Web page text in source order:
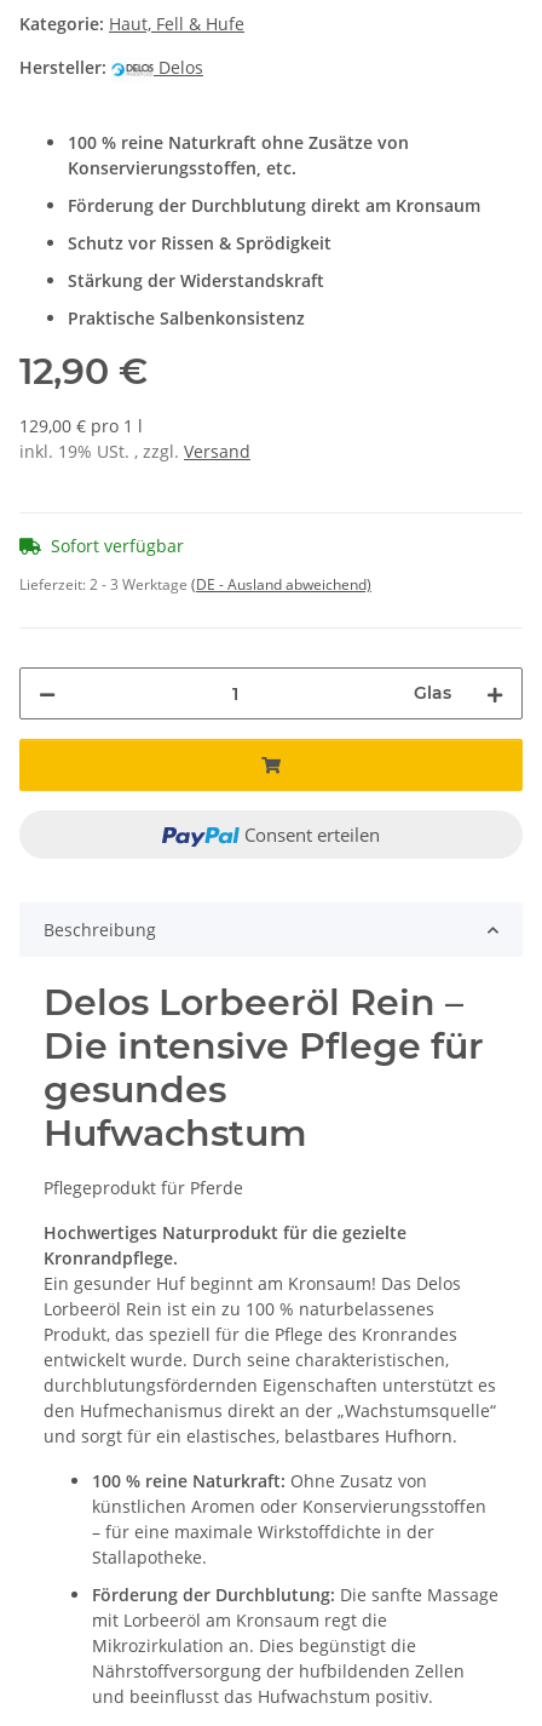
Kategorie: Haut, Fell & Hufe
Hersteller:
Delos
100 % reine Naturkraft ohne Zusätze von
Konservierungsstoffen, etc.
Förderung der Durchblutung direkt am Kronsaum
Schutz vor Rissen & Sprödigkeit
Stärkung der Widerstandskraft
Praktische Salbenkonsistenz
12,90 €
129,00 € pro 1 l
inkl. 19% USt. , zzgl. Versand
Sofort verfügbar
Lieferzeit:2 - 3 Werktage (DE - Ausland abweichend)
Glas
Consent erteilen
Beschreibung
Delos Lorbeeröl Rein –
Die intensive Pflege für
gesundes
Hufwachstum
Pflegeprodukt für Pferde
Hochwertiges Naturprodukt für die gezielte
Kronrandpflege.
Ein gesunder Huf beginnt am Kronsaum! Das Delos
Lorbeeröl Rein ist ein zu 100 % naturbelassenes
Produkt, das speziell für die Pflege des Kronrandes
entwickelt wurde. Durch seine charakteristischen,
durchblutungsfördernden Eigenschaften unterstützt es
den Hufmechanismus direkt an der „Wachstumsquelle“
und sorgt für ein elastisches, belastbares Hufhorn.
100 % reine Naturkraft: Ohne Zusatz von
künstlichen Aromen oder Konservierungsstoffen
– für eine maximale Wirkstoffdichte in der
Stallapotheke.
Förderung der Durchblutung: Die sanfte Massage
mit Lorbeeröl am Kronsaum regt die
Mikrozirkulation an. Dies begünstigt die
Nährstoffversorgung der hufbildenden Zellen
und beeinflusst das Hufwachstum positiv.